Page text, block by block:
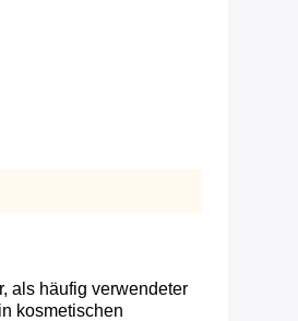
als häufig verwendeter
kosmetischen